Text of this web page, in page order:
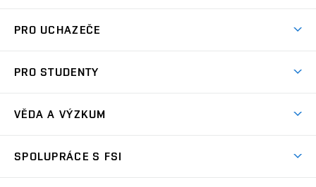
PRO UCHAZEČE
Ambasadoři studia
Zápisy
PRO STUDENTY
Studijní předpisy
VĚDA A VÝZKUM
SPOLUPRÁCE S FSI